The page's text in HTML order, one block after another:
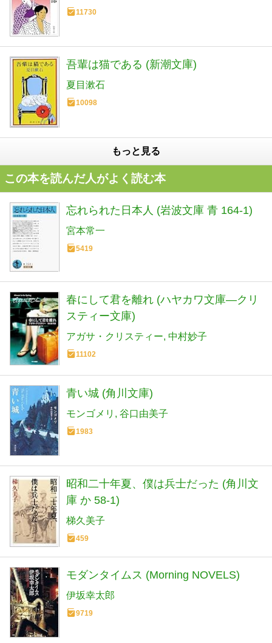
11730
吾輩は猫である (新潮文庫)
夏目漱石
10098
もっと見る
この本を読んだ人がよく読む本
忘れられた日本人 (岩波文庫 青 164-1)
宮本常一
5419
春にして君を離れ (ハヤカワ文庫―クリ
スティー文庫)
アガサ・クリスティー 中村妙子
11102
青い城 (角川文庫)
モンゴメリ 谷口由美子
1983
昭和二十年夏、僕は兵士だった (角川文
庫 か 58-1)
梯久美子
459
モダンタイムス (Morning NOVELS)
伊坂幸太郎
9719